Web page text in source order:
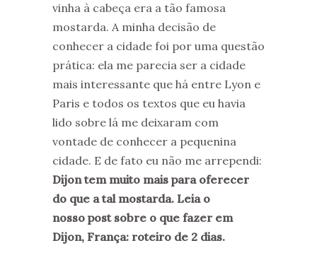
vinha à cabeça era a tão famosa
mostarda. A minha decisão de
conhecer a cidade foi por uma questão
prática: ela me parecia ser a cidade
mais interessante que há entre Lyon e
Paris e todos os textos que eu havia
lido sobre lá me deixaram com
vontade de conhecer a pequenina
cidade. E de fato eu não me arrependi:
Dijon tem muito mais para oferecer
do que a tal mostarda. Leia o
nosso post sobre o que fazer em
Dijon, França: roteiro de 2 dias.